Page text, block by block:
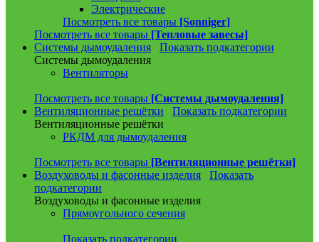
Электрические
Посмотреть все товары [Sonniger]
Посмотреть все товары [Тепловые завесы]
Системы дымоудаления
Показать подкатегории
Системы дымоудаления
Вентиляторы
Посмотреть все товары [Системы дымоудаления]
Вентиляционные решётки
Показать подкатегории
Вентиляционные решётки
РКДМ для дымоудаления
Посмотреть все товары [Вентиляционные решётки]
Воздуховоды и фасонные изделия
Показать
подкатегории
Воздуховоды и фасонные изделия
Прямоугольного сечения
Показать подкатегории